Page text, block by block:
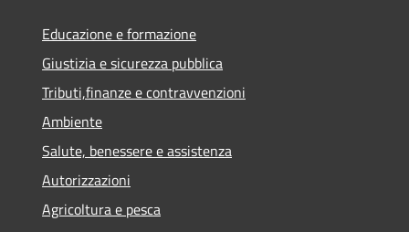
Educazione e formazione
Giustizia e sicurezza pubblica
Tributi,finanze e contravvenzioni
Ambiente
Salute, benessere e assistenza
Autorizzazioni
Agricoltura e pesca